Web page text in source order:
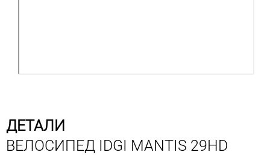
ДЕТАЛИ
ВЕЛОСИПЕД IDGI MANTIS 29HD